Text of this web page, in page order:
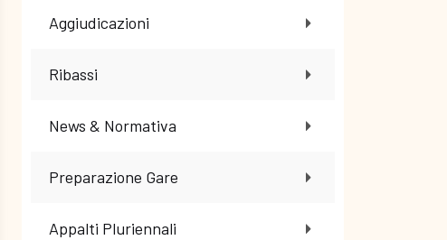
Aggiudicazioni
Ribassi
News & Normativa
Preparazione Gare
Appalti Pluriennali